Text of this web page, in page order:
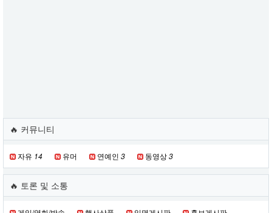
🔥 커뮤니티
자유 14 유머 연예인 3 동영상3
🔥 토론 및 소통